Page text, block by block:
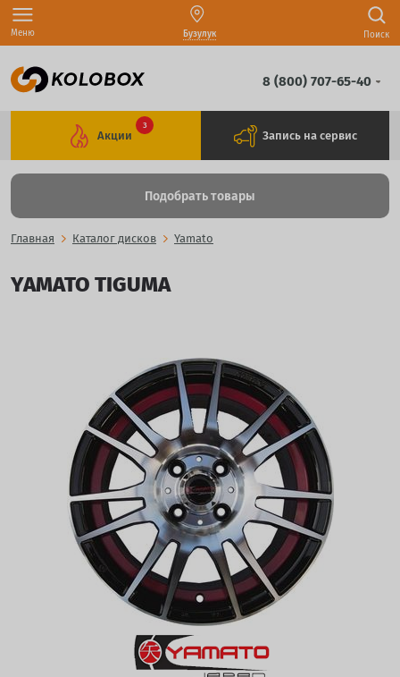
Меню Бузулук Поиск
8 (800) 707-65-40
Акции
3
Запись на сервис
Подобрать товары
Главная Каталог дисков Yamato
YAMATO TIGUMA